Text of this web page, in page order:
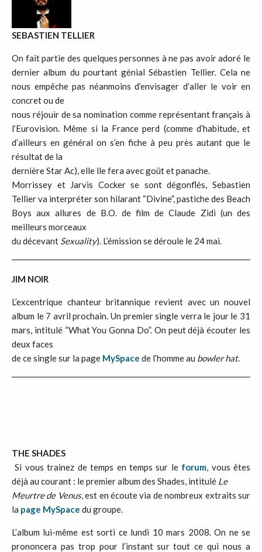
SEBASTIEN TELLIER
On fait partie des quelques personnes à ne pas avoir adoré le
dernier album du pourtant génial Sébastien Tellier. Cela ne
nous empêche pas néanmoins d’envisager d’aller le voir en
concret ou de
nous réjouir de sa nomination comme représentant français à
l’Eurovision. Même si la France perd (comme d’habitude, et
d’ailleurs en général on s’en fiche à peu près autant que le
résultat de la
dernière Star Ac), elle lle fera avec goût et panache.
Morrissey et Jarvis Cocker se sont dégonflés, Sebastien
Tellier va interpréter son hilarant “Divine”, pastiche des Beach
Boys aux allures de B.O. de film de Claude Zidi (un des
meilleurs morceaux
du décevant Sexuality). L’émission se déroule le 24 mai.
JIM NOIR
L’excentrique chanteur britannique revient avec un nouvel
album le 7 avril prochain. Un premier single verra le jour le 31
mars, intitulé “What You Gonna Do”. On peut déjà écouter les
deux faces
de ce single sur la page MySpace de l’homme au bowler hat.
THE SHADES
Si vous trainez de temps en temps sur le forum, vous êtes
déjà au courant : le premier album des Shades, intitulé Le
Meurtre de Venus, est en écoute via de nombreux extraits sur
la page MySpace du groupe.
L’album lui-même est sorti ce lundi 10 mars 2008. On ne se
prononcera pas trop pour l’instant sur tout ce qui nous a